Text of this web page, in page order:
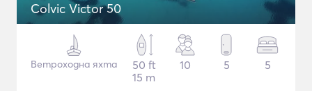
Colvic Victor 50
Ветроходна яхта
50 ft
15 m
10 5 5